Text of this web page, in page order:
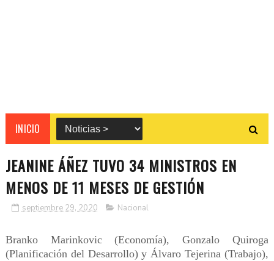
INICIO
JEANINE ÁÑEZ TUVO 34 MINISTROS EN
MENOS DE 11 MESES DE GESTIÓN
septiembre 29, 2020 Nacional
Branko Marinkovic (Economía), Gonzalo Quiroga
(Planificación del Desarrollo) y Álvaro Tejerina (Trabajo),